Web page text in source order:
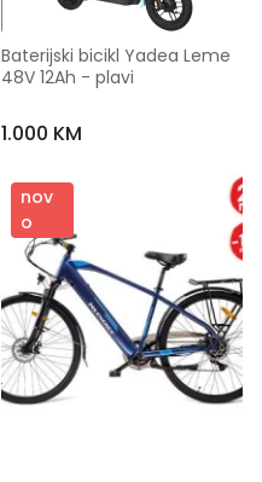
Baterijski bicikl Yadea Leme
48V 12Ah - plavi
1.000 KM
nov
o